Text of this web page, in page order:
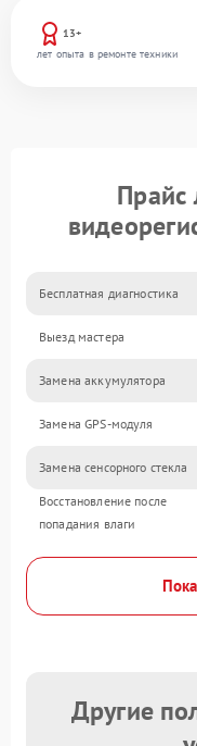
13+
лет опыта в ремонте техники
Прайс
Бесплатная диагностика
Выезд мастера
Замена аккумулятора
Замена GPS-модуля
Замена сенсорного стекла
Восстановление после
попадания влаги
Другие